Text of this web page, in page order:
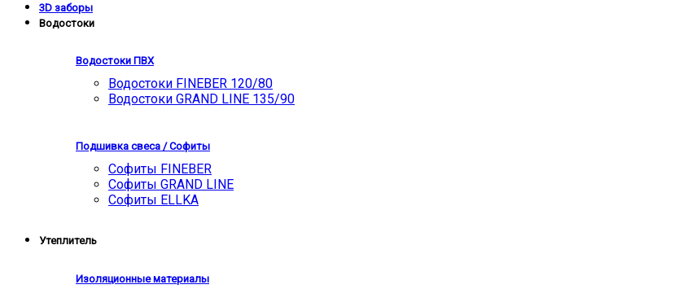
3D заборы
Водостоки
Водостоки ПВХ
Водостоки FINEBER 120/80
Водостоки GRAND LINE 135/90
Подшивка свеса / Софиты
Софиты FINEBER
Софиты GRAND LINE
Софиты ELLKA
Утеплитель
Изоляционные материалы